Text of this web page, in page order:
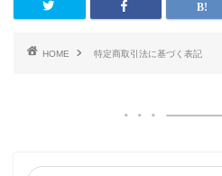
HOME 特定商取引法に基づく表記